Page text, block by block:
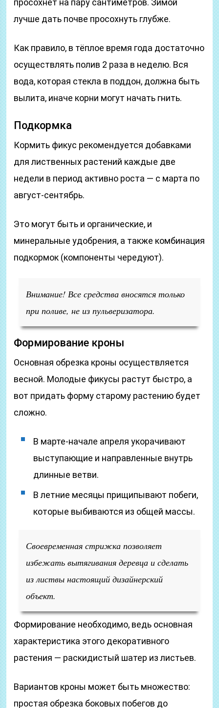
просохнет на пару сантиметров. Зимой
лучше дать почве просохнуть глубже.
Как правило, в тёплое время года достаточно
осуществлять полив 2 раза в неделю. Вся
вода, которая стекла в поддон, должна быть
вылита, иначе корни могут начать гнить.
Подкормка
Кормить фикус рекомендуется добавками
для лиственных растений каждые две
недели в период активно роста — с марта по
август-сентябрь.
Это могут быть и органические, и
минеральные удобрения, а также комбинация
подкормок (компоненты чередуют).
Внимание! Все средства вносятся только
при поливе, не из пульверизатора.
Формирование кроны
Основная обрезка кроны осуществляется
весной. Молодые фикусы растут быстро, а
вот придать форму старому растению будет
сложно.
В марте-начале апреля укорачивают
выступающие и направленные внутрь
длинные ветви.
В летние месяцы прищипывают побеги,
которые выбиваются из общей массы.
Своевременная стрижка позволяет
избежать вытягивания деревца и сделать
из листвы настоящий дизайнерский
объект.
Формирование необходимо, ведь основная
характеристика этого декоративного
растения — раскидистый шатер из листьев.
Вариантов кроны может быть множество:
простая обрезка боковых побегов до